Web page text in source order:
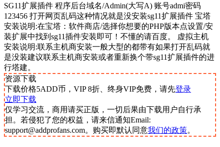
SG11扩展插件 程序后台域名/Admin(大写A) 账号admi密码
123456 打开网页乱码这种情况就是没安装sg11扩展插件 宝塔
安装说明:在宝塔：软件商店/选择你想要的PHP版本点设置/安
装扩展中找到sg11插件安装即可！不懂的请百度。 虚拟主机
安装说明:联系主机商安装一般大型的都带有如果打开乱码就
是没装建议联系主机商安装或者重新换个带sg11扩展插件的进
行塔建。
资源下载
下载价格5ADD币，VIP 8折、终身VIP免费，请先登录
立即下载
仅学习交流，商用请买正版，一切后果由下载用户自行承
担。若侵犯了您的权益，请来信通知Email:
support@addprofans.com。购买即默认同意我们的政策。